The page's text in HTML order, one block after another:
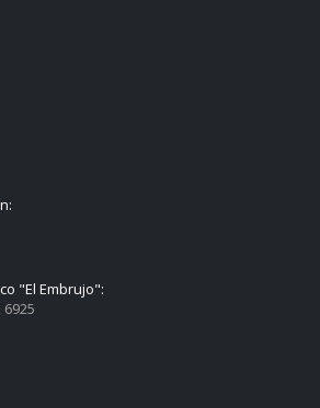
"El Embrujo":